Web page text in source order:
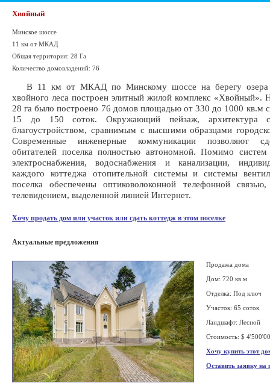
Хвойный
Минское шоссе
11 км от МКАД
Общая территория: 28 Га
Количество домовладений: 76
В 11 км от МКАД по Минскому шоссе на берегу озера
хвойного леса построен элитный жилой комплекс «Хвойный».
28 га было построено 76 домов площадью от 330 до 1000 кв.м
15 до 150 соток. Окружающий пейзаж, архитектура
благоустройством, сравнимым с высшими образцами
Современные инженерные коммуникации позволяют
обитателей поселка полностью автономной. Помимо систем
электроснабжения, водоснабжения и канализации,
каждого коттеджа отопительной системы и системы
поселка обеспечены оптиковолоконной телефонной
телевидением, выделенной линией Интернет.
Хочу продать дом или участок или сдать коттедж в этом поселке
Актуальные предложения
Продажа дома
Дом: 720 кв.м
Отделка: Под ключ
Участок: 65 соток
Ландшафт: Лесной
Стоимость: $
Хочу купить этот
Оставить заявку на